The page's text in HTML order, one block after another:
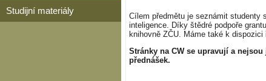
Studijní materiály
Cílem předmětu je seznámit studenty
inteligence. Díky štědré podpoře
knihovně ZČU. Máme také k
Stránky na CW se upravují a
přednášek.